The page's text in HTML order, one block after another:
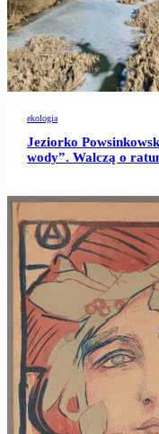
ekologia
Jeziorko
wody”. Walczą o